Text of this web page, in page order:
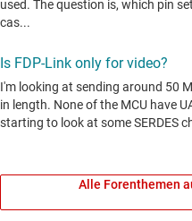
Alle Forenthemen